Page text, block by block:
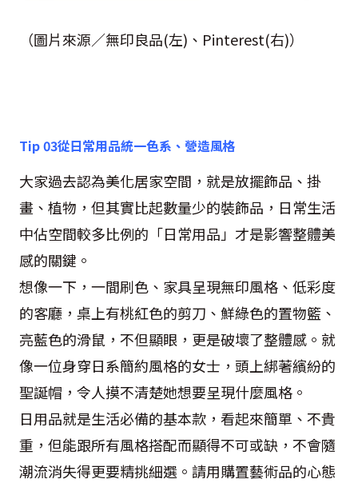
（圖片來源／無印良品(左) 、 Pinterest(右)）
Tip 03從日常用品統一色系、營造風格
大家過去認為美化居家空間，就是放擺飾品、掛
畫、植物，但其實比起數量少的裝飾品，日常生活
中佔空間較多比例的「日常用品」才是影響整體美
感的關鍵。
想像一下，一間刷色、家具呈現無印風格、低彩度
的客廳，桌上有桃紅色的剪刀、鮮綠色的置物籃、
亮藍色的滑鼠，不但顯眼，更是破壞了整體感。就
像一位身穿日系簡約風格的女士，頭上綁著繽紛的
聖誕帽，令人摸不清楚她想要呈現什麼風格。
日用品就是生活必備的基本款，看起來簡單、不貴
重，但能跟所有風格搭配而顯得不可或缺，不會隨
潮流消失得更要精挑細選。請用購置藝術品的心態